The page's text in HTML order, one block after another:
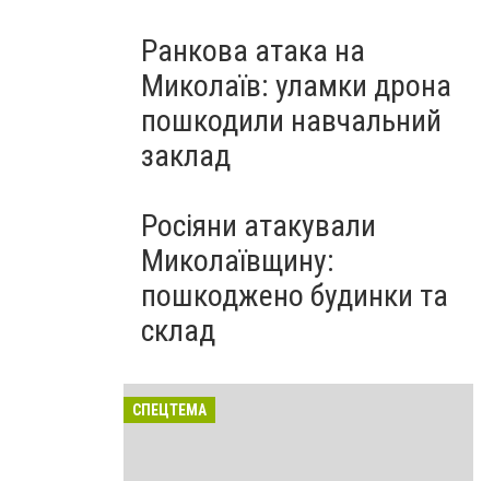
Ранкова атака на
Миколаїв: уламки дрона
пошкодили навчальний
заклад
Росіяни атакували
Миколаївщину:
пошкоджено будинки та
склад
СПЕЦТЕМА